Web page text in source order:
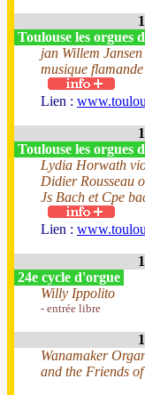
Toulouse les orgues
jan Willem Jansen
musique flamande
Lien :
Toulouse les orgues
Lydia Horwath
Didier Rousseau
Js Bach et Cpe
Lien :
24e cycle d'orgue
Willy Ippolito
- entrée libre
Wanamaker
and the Friends